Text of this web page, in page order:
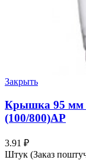
Закрыть
Крышка 95 мм
(100/800)АР
3.91 ₽
Штук (Заказ